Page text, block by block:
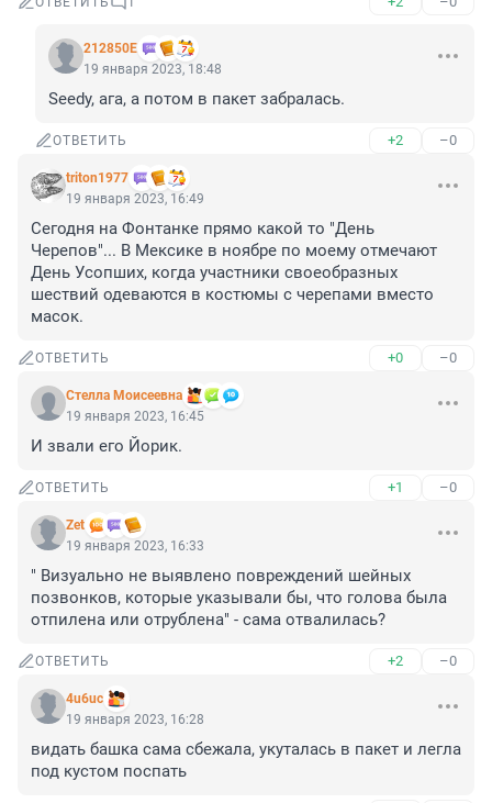
212850Е
19 января 2023, 18:48
Seedy, ага, а потом в пакет забралась.
ОТВЕТИТЬ +2 –0
triton1977
19 января 2023, 16:49
Сегодня на Фонтанке прямо какой то "День
Черепов"... В Мексике в ноябре по моему отмечают
День Усопших, когда участники своеобразных
шествий одеваются в костюмы с черепами вместо
масок.
ОТВЕТИТЬ +0 –0
Стелла Моисеевна
19 января 2023, 16:45
И звали его Йорик.
ОТВЕТИТЬ +1 –0
Zet
19 января 2023, 16:33
" Визуально не выявлено повреждений шейных
позвонков, которые указывали бы, что голова была
отпилена или отрублена" - сама отвалилась?
ОТВЕТИТЬ +2 –0
4u6uc
19 января 2023, 16:28
видать башка сама сбежала, укуталась в пакет и легла
под кустом поспать